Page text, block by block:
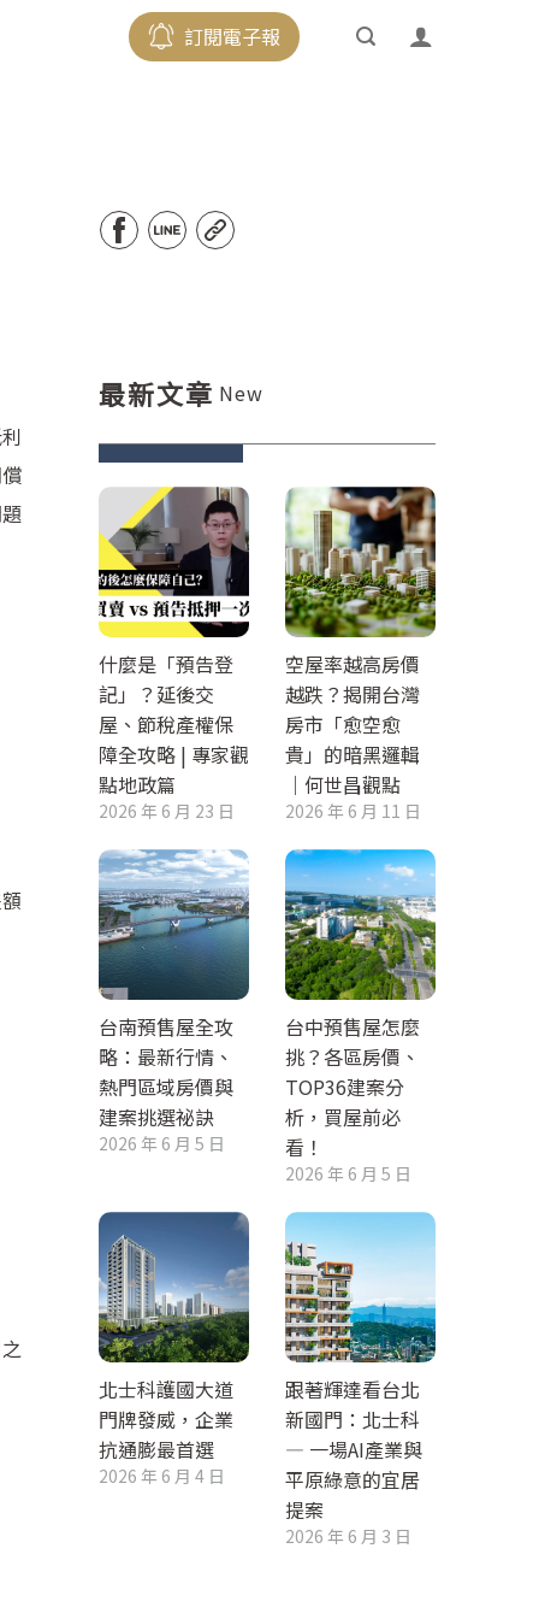
訂閱電子報
最新文章 New
什麼是「預告登
記」？延後交
屋、節稅產權保
障全攻略 | 專家觀
點地政篇
2026 年 6 月 23 日
空屋率越高房價
越跌？揭開台灣
房市「愈空愈
貴」的暗黑邏輯
｜何世昌觀點
2026 年 6 月 11 日
台南預售屋全攻
略：最新行情、
熱門區域房價與
建案挑選祕訣
2026 年 6 月 5 日
台中預售屋怎麼
挑？各區房價、
TOP36建案分
析，買屋前必
看！
2026 年 6 月 5 日
北士科護國大道
門牌發威，企業
抗通膨最首選
2026 年 6 月 4 日
跟著輝達看台北
新國門：北士科
— 一場AI產業與
平原綠意的宜居
提案
2026 年 6 月 3 日